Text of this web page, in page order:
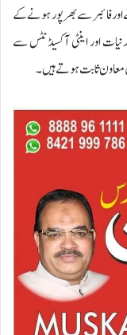
فائبر سے بھرپور ہونے کے
اور اینٹی آکسیڈنٹس سے
معاون ثابت ہوتے ہیں۔